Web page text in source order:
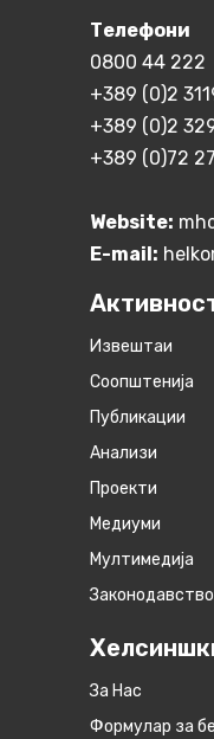
Телефони
0800 44 222
+389 (0)2
+389 (0)2
+389 (0)72
Website:
E-mail:
Извештаи
Соопштенија
Публикации
Анализи
Проекти
Медиуми
Мултимедија
Законодавство
За Нас
Формулар за